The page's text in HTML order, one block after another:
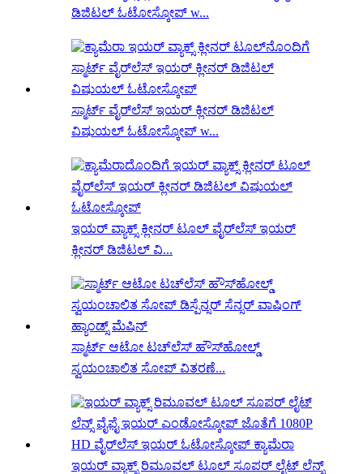
ಡಿಜಿಟಲ್ ಓಟೋಸ್ಕೋಪ್ w...
ಸ್ಮಾರ್ಟ್ ವೈರ್‌ಲೆಸ್ ಇಯರ್ ಕ್ಲೀನರ್ ಡಿಜಿಟಲ್
ವಿಷುಯಲ್ ಓಟೋಸ್ಕೋಪ್ w...
ಇಯರ್ ವ್ಯಾಕ್ಸ್ ಕ್ಲೀನರ್ ಟೂಲ್ ವೈರ್‌ಲೆಸ್ ಇಯರ್
ಕ್ಲೀನರ್ ಡಿಜಿಟಲ್ ವಿ...
ಸ್ಮಾರ್ಟ್ ಆಟೋ ಟಚ್‌ಲೆಸ್ ಹೌಸ್‌ಹೋಲ್ಡ್
ಸ್ವಯಂಚಾಲಿತ ಸೋಪ್ ವಿತರಣೆ...
ಇಯರ್ ವ್ಯಾಕ್ಸ್ ರಿಮೂವಲ್ ಟೂಲ್ ಸೂಪರ್ ಲೈಟ್ ಲೆನ್ಸ್